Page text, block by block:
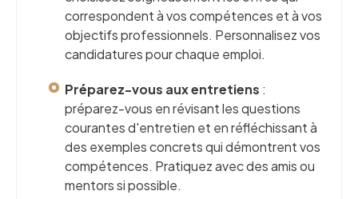
correspondent à vos compétences et à vos
objectifs professionnels. Personnalisez vos
candidatures pour chaque emploi.
Préparez-vous aux entretiens :
préparez-vous en révisant les questions
courantes d'entretien et en réfléchissant à
des exemples concrets qui démontrent vos
compétences. Pratiquez avec des amis ou
mentors si possible.